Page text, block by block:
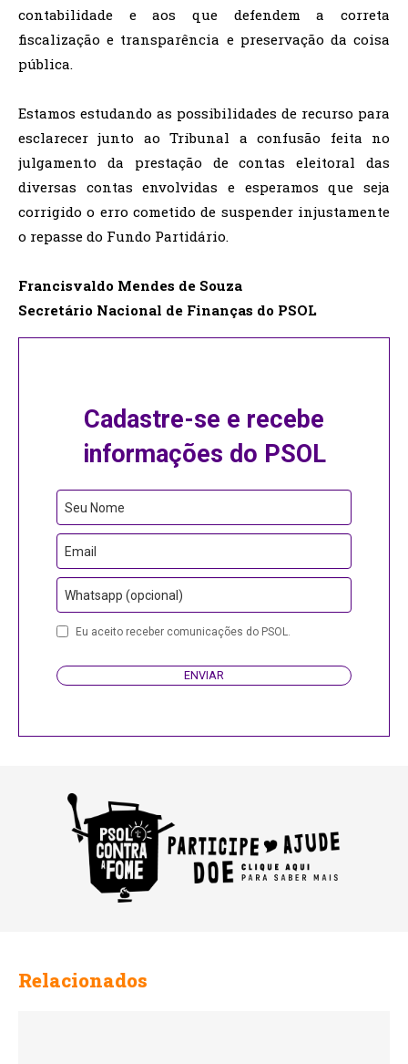
contabilidade e aos que defendem a correta
fiscalização e transparência e preservação da coisa
pública.
Estamos estudando as possibilidades de recurso para
esclarecer junto ao Tribunal a confusão feita no
julgamento da prestação de contas eleitoral das
diversas contas envolvidas e esperamos que seja
corrigido o erro cometido de suspender injustamente
o repasse do Fundo Partidário.
Francisvaldo Mendes de Souza
Secretário Nacional de Finanças do PSOL
Cadastre-se e recebe
informações do PSOL
Seu Nome
Email
Whatsapp (opcional)
Eu aceito receber comunicações do PSOL.
ENVIAR
Relacionados